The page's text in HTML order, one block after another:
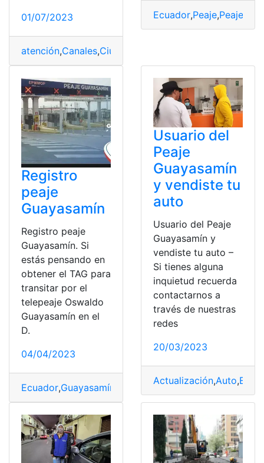
01/07/2023
atención,Canales,Ciudadanía
Ecuador,Peaje,Peaje
Registro
peaje
Guayasamín
Registro peaje
Guayasamín. Si
estás pensando en
obtener el TAG para
transitar por el
telepeaje Oswaldo
Guayasamín en el
D.
04/04/2023
Ecuador,Guayasamín Peaje Guayasamín
Usuario del
Peaje
Guayasamín
y vendiste tu
auto
Usuario del Peaje
Guayasamín y
vendiste tu auto –
Si tienes alguna
inquietud recuerda
contactarnos a
través de nuestras
redes
20/03/2023
Actualización,Auto,